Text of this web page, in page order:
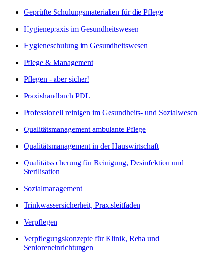
Geprüfte Schulungsmaterialien für die Pflege
Hygienepraxis im Gesundheitswesen
Hygieneschulung im Gesundheitswesen
Pflege & Management
Pflegen - aber sicher!
Praxishandbuch PDL
Professionell reinigen im Gesundheits- und Sozialwesen
Qualitätsmanagement ambulante Pflege
Qualitätsmanagement in der Hauswirtschaft
Qualitätssicherung für Reinigung, Desinfektion und
Sterilisation
Sozialmanagement
Trinkwassersicherheit, Praxisleitfaden
Verpflegen
Verpflegungskonzepte für Klinik, Reha und
Senioreneinrichtungen